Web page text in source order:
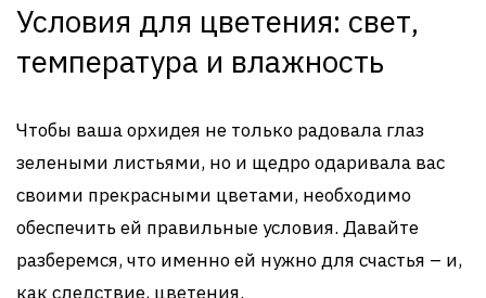
Условия для цветения: свет,
температура и влажность
Чтобы ваша орхидея не только радовала глаз
зелеными листьями, но и щедро одаривала вас
своими прекрасными цветами, необходимо
обеспечить ей правильные условия. Давайте
разберемся, что именно ей нужно для счастья – и,
как следствие, цветения.